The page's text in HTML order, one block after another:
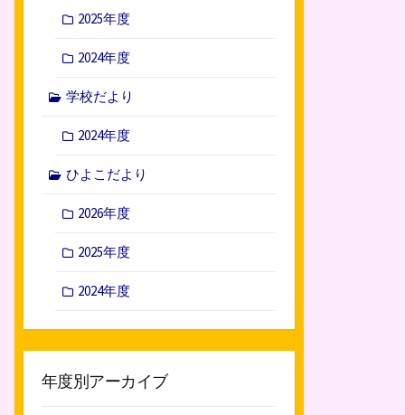
2025年度
2024年度
学校だより
2024年度
ひよこだより
2026年度
2025年度
2024年度
年度別アーカイブ